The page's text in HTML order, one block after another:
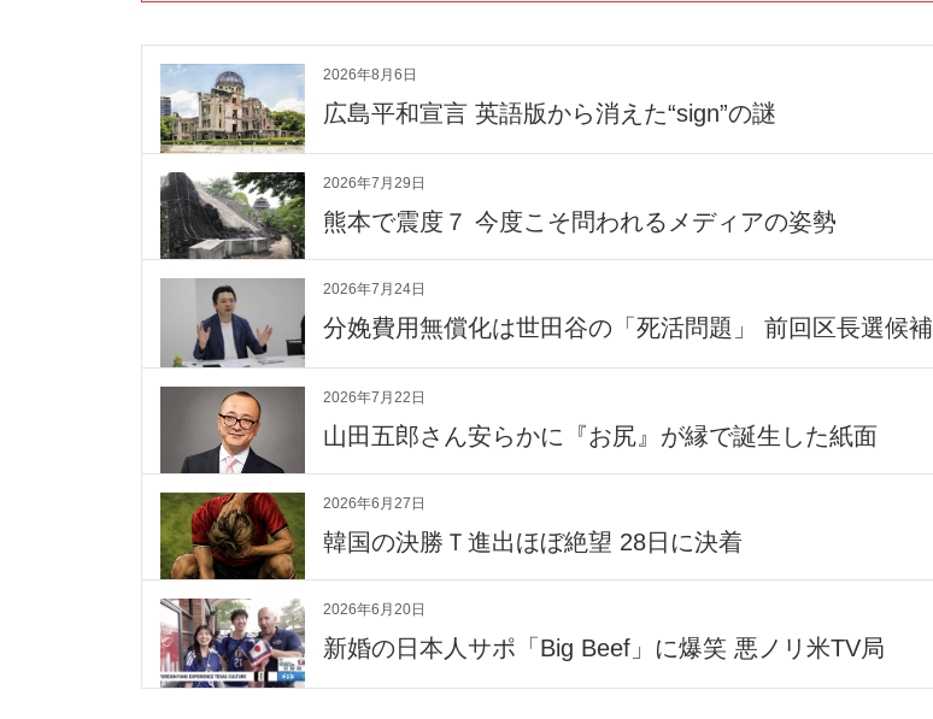
2026年8月6日
広島平和宣言 英語版から消えた“sign”の謎
2026年7月29日
熊本で震度７ 今度こそ問われるメディアの姿勢
2026年7月24日
分娩費用無償化は世田谷の「死活問題」 前回区長選候補
2026年7月22日
山田五郎さん安らかに『お尻』が縁で誕生した紙面
2026年6月27日
韓国の決勝Ｔ進出ほぼ絶望 28日に決着
2026年6月20日
新婚の日本人サポ「Big Beef」に爆笑 悪ノリ米TV局